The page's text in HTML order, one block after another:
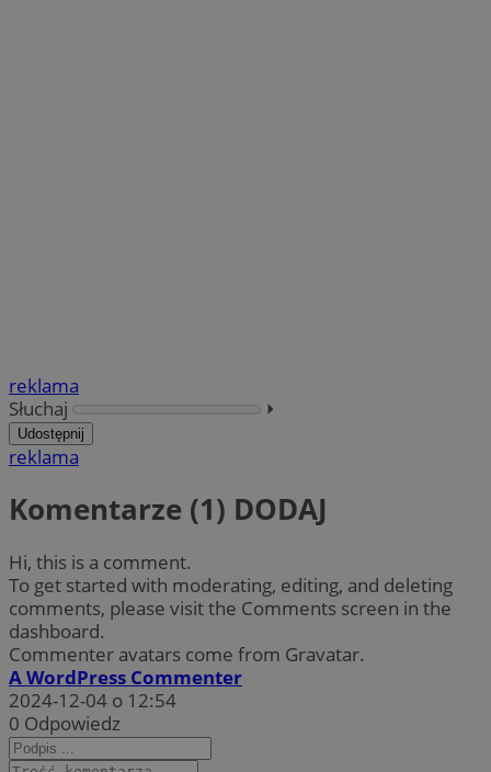
reklama
Słuchaj
⏵︎
Udostępnij
reklama
Komentarze (1) DODAJ
Hi, this is a comment.
To get started with moderating, editing, and deleting
comments, please visit the Comments screen in the
dashboard.
Commenter avatars come from Gravatar.
A WordPress Commenter
2024-12-04 o 12:54
0 Odpowiedz